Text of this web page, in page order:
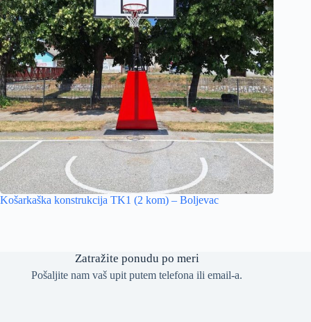
Košarkaška konstrukcija TK1 (2 kom) – Boljevac
Zatražite ponudu po meri
Pošaljite nam vaš upit putem telefona ili email-a.